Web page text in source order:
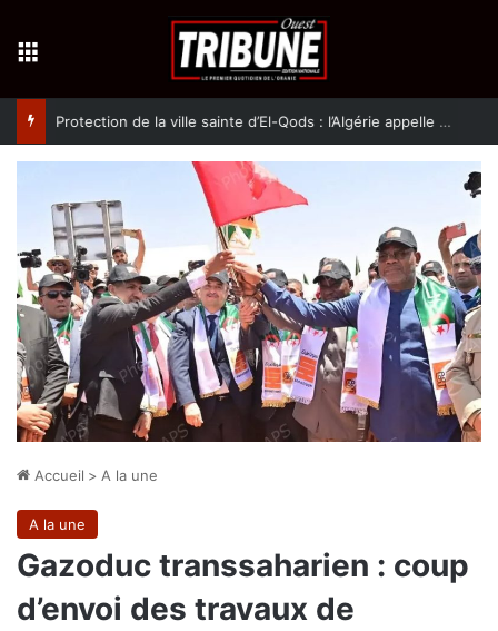
Protection de la ville sainte d’El-Qods : l’Algérie appelle à une action collective
Accueil > A la une
A la une
Gazoduc transsaharien : coup
d’envoi des travaux de